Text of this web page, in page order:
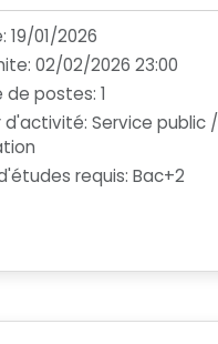
19/01/2026
02/02/2026 23:00
de postes: 1
d'activité: Service public /
requis: Bac+2